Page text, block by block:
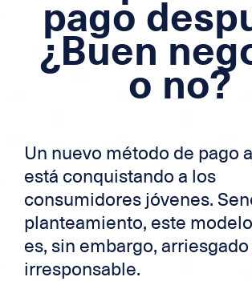
pago
¿Buen
o no?
Un nuevo método de pago
está conquistando a los
consumidores jóvenes.
planteamiento, este
es, sin embargo,
irresponsable.
Hipoteca
Crédito transfronterizo
Tarjeta de crédito